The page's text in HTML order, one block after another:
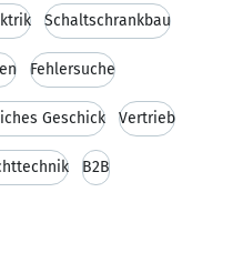
Schaltschrankbau
Fehlersuche
Geschick Vertrieb
B2B